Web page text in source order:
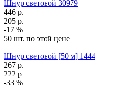
Шнур световой 30979
446 р.
205 р.
-17 %
50 шт. по этой цене
Шнур световой [50 м] 1444
267 р.
222 р.
-33 %